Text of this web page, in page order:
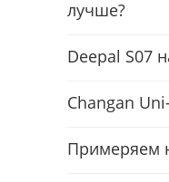
лучше?
Deepal S07
Changan
Примеряем